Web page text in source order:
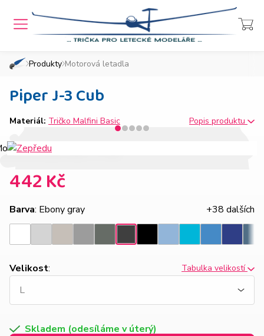
Domů Chcete také takový e-shop?
Přihlášení
»
Produkty »
Motorová letadla
Piper J-3 Cub
Materiál: Tričko Malfini Basic Popis produktu
442 Kč
Barva: Ebony gray
+38 dalších
šedýšedášedýbřidlicegray
modrá
modrámodrá
Velikost: Tabulka velikostí
Skladem (odesíláme v úterý)